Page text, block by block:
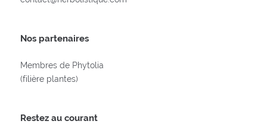
Nos partenaires
Membres de Phytolia
(filière plantes)
Restez au courant